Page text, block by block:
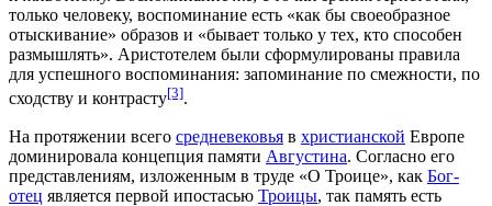
только человеку, воспоминание есть «как бы своеобразное
отыскивание» образов и «бывает только у тех, кто способен
размышлять». Аристотелем были сформулированы правила
для успешного воспоминания: запоминание по смежности, по
сходству и контрасту[3].
На протяжении всего средневековья в христианской Европе
доминировала концепция памяти Августина. Согласно его
представлениям, изложенным в труде «О Троице», как Бог-
отец является первой ипостасью Троицы, так память есть